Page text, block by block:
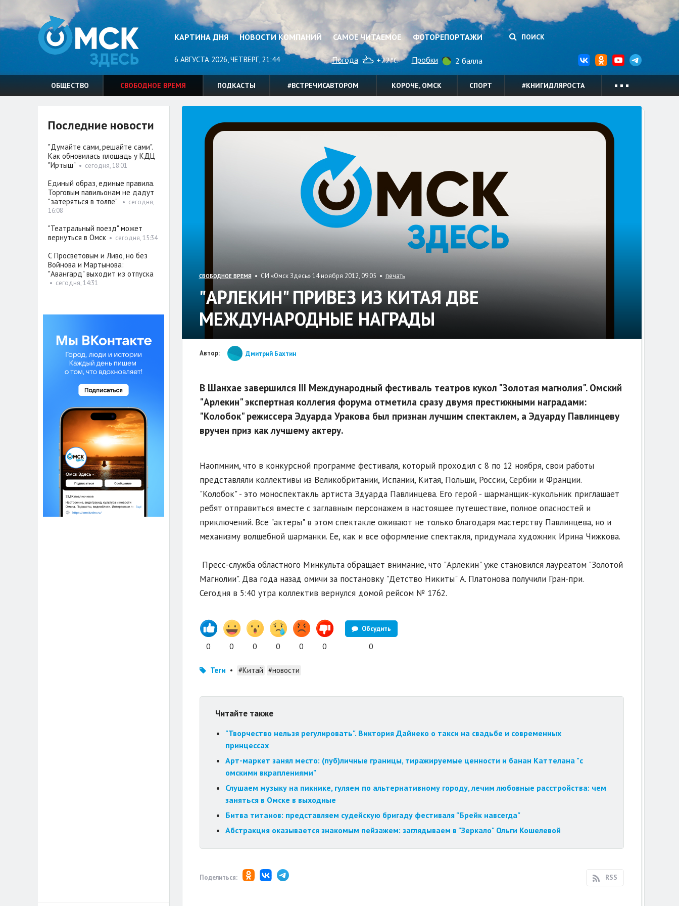
КАРТИНА ДНЯ НОВОСТИ КОМПАНИЙ САМОЕ ЧИТАЕМОЕ ФОТОРЕПОРТАЖИ ПОИСК
6 АВГУСТА 2026, ЧЕТВЕРГ, 21:44 Погода +22°C Пробки 2 балла
ОБЩЕСТВО СВОБОДНОЕ ВРЕМЯ ПОДКАСТЫ #ВСТРЕЧИСАВТОРОМ КОРОЧЕ, ОМСК СПОРТ #КНИГИДЛЯРОСТА
СВОБОДНОЕ ВРЕМЯ • СИ «Омск Здесь» 14 ноября 2012, 09:05 • печать
"АРЛЕКИН" ПРИВЕЗ ИЗ КИТАЯ ДВЕ
МЕЖДУНАРОДНЫЕ НАГРАДЫ
Автор: Дмитрий Бахтин
В Шанхае завершился III Международный фестиваль театров кукол "Золотая магнолия". Омский
"Арлекин" экспертная коллегия форума отметила сразу двумя престижными наградами:
"Колобок" режиссера Эдуарда Уракова был признан лучшим спектаклем, а Эдуарду Павлинцеву
вручен приз как лучшему актеру.
Наопмним, что в конкурсной программе фестиваля, который проходил с 8 по 12 ноября, свои работы
представляли коллективы из Великобритании, Испании, Китая, Польши, России, Сербии и Франции.
"Колобок" - это моноспектакль артиста Эдуарда Павлинцева. Его герой - шарманщик-кукольник приглашает
ребят отправиться вместе с заглавным персонажем в настоящее путешествие, полное опасностей и
приключений. Все "актеры" в этом спектакле оживают не только благодаря мастерству Павлинцева, но и
механизму волшебной шарманки. Ее, как и все оформление спектакля, придумала художник Ирина Чижкова.
Пресс-служба областного Минкульта обращает внимание, что "Арлекин" уже становился лауреатом "Золотой
Магнолии". Два года назад омичи за постановку "Детство Никиты" А. Платонова получили Гран-при.
Сегодня в 5:40 утра коллектив вернулся домой рейсом № 1762.
0 0 0 0 0 0
Обсудить
0
Теги • #Китай #новости
Читайте также
"Творчество нельзя регулировать". Виктория Дайнеко о такси на свадьбе и современных
принцессах
Арт-маркет занял место: (пуб)личные границы, тиражируемые ценности и банан Каттелана "с
омскими вкраплениями"
Слушаем музыку на пикнике, гуляем по альтернативному городу, лечим любовные расстройства: чем
заняться в Омске в выходные
Битва титанов: представляем судейскую бригаду фестиваля "Брейк навсегда"
Абстракция оказывается знакомым пейзажем: заглядываем в "Зеркало" Ольги Кошелевой
Поделиться: RSS
Последние новости
"Думайте сами, решайте сами".
Как обновилась площадь у КДЦ
"Иртыш" • сегодня, 18:01
Единый образ, единые правила.
Торговым павильонам не дадут
"затеряться в толпе"
• сегодня,
16:08
"Театральный поезд" может
вернуться в Омск• сегодня, 15:34
С Просветовым и Ливо, но без
Войнова и Мартынова:
"Авангард" выходит из отпуска
• сегодня, 14:31